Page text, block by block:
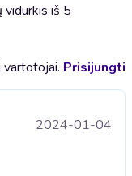
vidurkis iš 5
Prisijungti
2024-01-04